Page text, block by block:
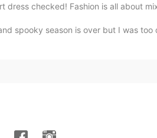
까지(450 M) 걸어가는 계획이 있
등 상하고 싶었는데 .
dress checked! Fashion is all about
spooky season is over but I was